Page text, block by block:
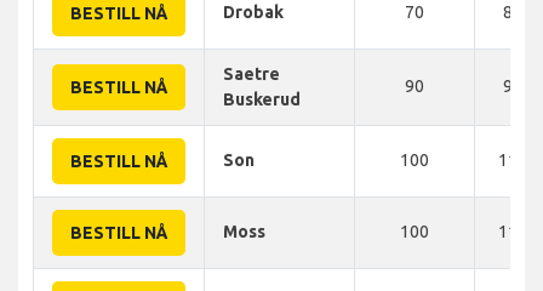
BESTILL NÅ Drobak 70 85
BESTILL NÅ
Saetre
Buskerud
90 95
BESTILL NÅ Son 100 110
BESTILL NÅ Moss 100 115